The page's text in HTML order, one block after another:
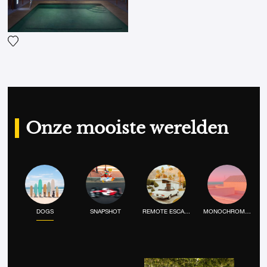
Onze mooiste werelden
DOGS SNAPSHOT REMOTE ESCAPE MONOCHROME MOOD